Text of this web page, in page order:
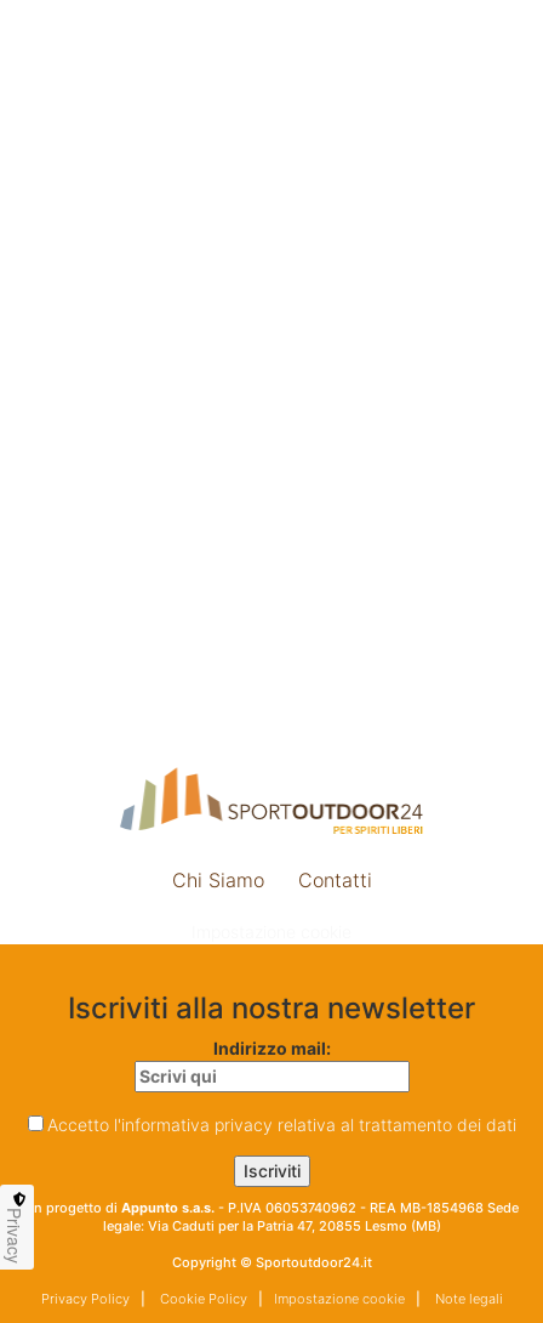
Chi Siamo Contatti
Iscriviti alla nostra newsletter
Indirizzo mail:
Accetto l'informativa privacy relativa al trattamento dei dati
Un progetto di Appunto s.a.s. - P.IVA 06053740962 - REA MB-1854968 Sede
legale: Via Caduti per la Patria 47, 20855 Lesmo (MB)
Copyright © Sportoutdoor24.it
Privacy Policy| Cookie Policy| Impostazione cookie| Note legali
Privacy